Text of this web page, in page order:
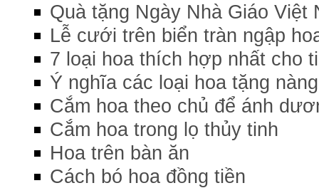
Quà tặng Ngày Nhà Giáo Việt
Lễ cưới trên biển tràn ngập
7 loại hoa thích hợp nhất cho
Ý nghĩa các loại hoa tặng nàng
Cắm hoa theo chủ để ánh
Cắm hoa trong lọ thủy tinh
Hoa trên bàn ăn
Cách bó hoa đồng tiền